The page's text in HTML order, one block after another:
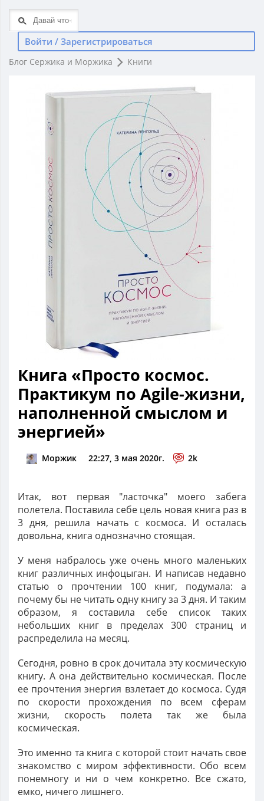
Войти / Зарегистрироваться
Блог Сержика и Моржика Книги
Книга «Просто космос.
Практикум по Agile-жизни,
наполненной смыслом и
энергией»
Моржик 22:27, 3 мая 2020г. 2k
Итак, вот первая "ласточка" моего забега
полетела. Поставила себе цель новая книга раз в
3 дня, решила начать с космоса. И осталась
довольна, книга однозначно стоящая.
У меня набралось уже очень много маленьких
книг различных инфоцыган. И написав недавно
статью о прочтении 100 книг, подумала: а
почему бы не читать одну книгу за 3 дня. И таким
образом, я составила себе список таких
небольших книг в пределах 300 страниц и
распределила на месяц.
Сегодня, ровно в срок дочитала эту космическую
книгу. А она действительно космическая. После
ее прочтения энергия взлетает до космоса. Судя
по скорости прохождения по всем сферам
жизни, скорость полета так же была
космическая.
Это именно та книга с которой стоит начать свое
знакомство с миром эффективности. Обо всем
понемногу и ни о чем конкретно. Все сжато,
емко, ничего лишнего.